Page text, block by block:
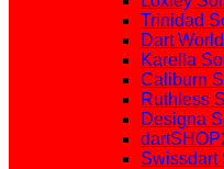
Trinidad
Dart
Karella
Caliburn
Ruthless
Designa
Swissdart